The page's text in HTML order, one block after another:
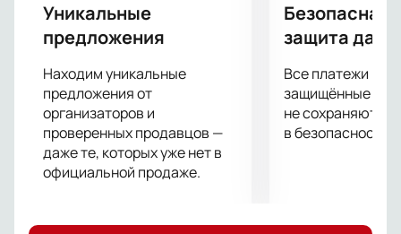
Уникальные
предложения
Находим уникальные
предложения от
организаторов и
проверенных продавцов —
даже те, которых уже нет в
официальной продаже.
Безопасная
защита
Все платежи
защищённые
не сохраняются
в безопасности.